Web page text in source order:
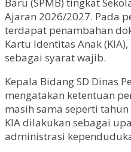
Ajaran 2026/2027. Pada
terdapat penambahan
Kartu Identitas Anak
sebagai syarat wajib.
Kepala Bidang SD Dinas
mengatakan ketentuan
masih sama seperti
KIA dilakukan sebagai
administrasi